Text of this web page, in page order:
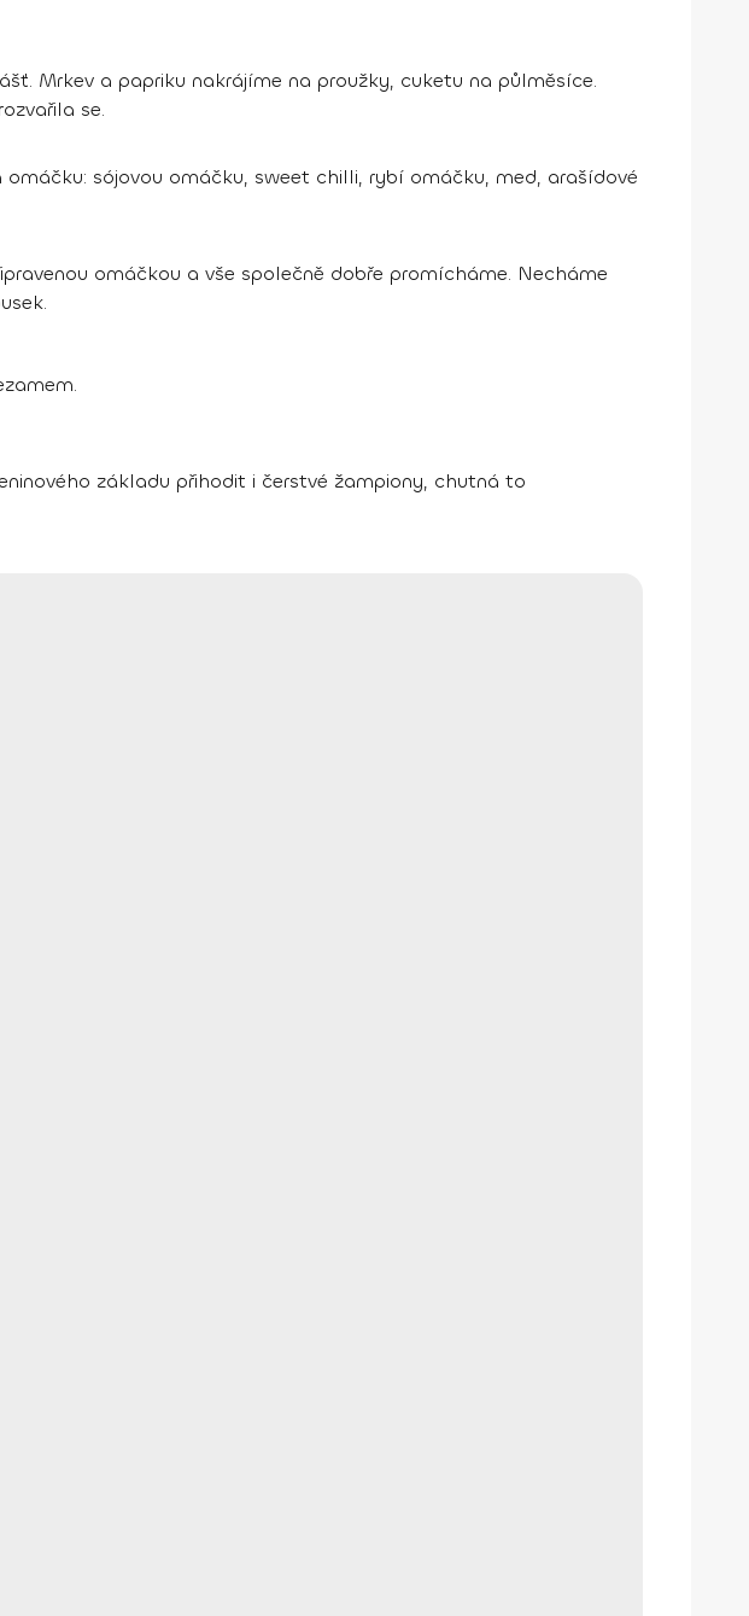
Mrkev a papriku nakrájíme na proužky, cuketu na půlměsíce.
se.
sójovou omáčku, sweet chilli, rybí omáčku, med, arašídové
omáčkou a vše společně dobře promícháme. Necháme
základu přihodit i čerstvé žampiony, chutná to